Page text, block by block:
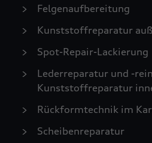
Felgenaufbereitung
Kunststoffreparatur
Spot-Repair-Lackierung
Lederreparatur und -
Kunststoffreparatur
Rückformtechnik im
Scheibenreparatur